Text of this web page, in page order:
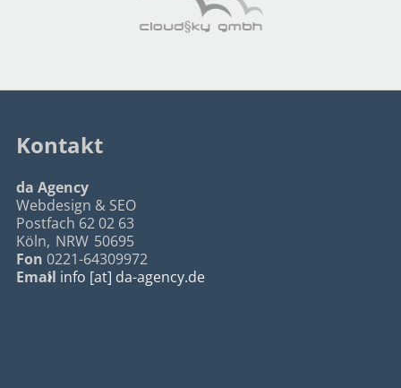
Kontakt
da Agency
Webdesign & SEO
Postfach 62 02 63
Köln, NRW 50695
Fon 0221-64309972
Email info [at] da-agency.de